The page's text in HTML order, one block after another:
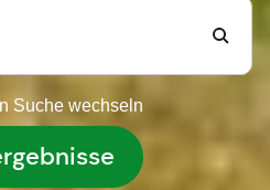
Suche wechseln